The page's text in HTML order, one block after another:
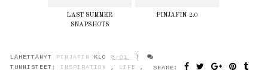
LAST SUMMER
SNAPSHOTS
PINJAFIN 2.0
LÄHETTÄNYT PINJAFIN KLO 8.01
SHARE:
TUNNISTEET: INSPIRATION , LIFE
,